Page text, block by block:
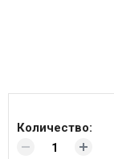
Количество: